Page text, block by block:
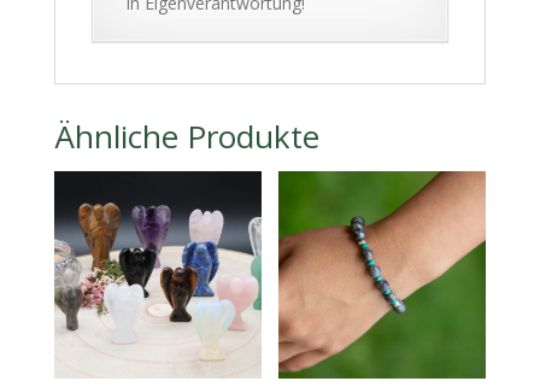
Ähnliche Produkte